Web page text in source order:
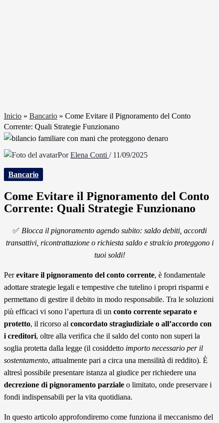
Inicio » Bancario » Come Evitare il Pignoramento del Conto
Corrente: Quali Strategie Funzionano
PorElena Conti / 11/09/2025
Bancario
Come Evitare il Pignoramento del Conto
Corrente: Quali Strategie Funzionano
✅ Blocca il pignoramento agendo subito: saldo debiti, accordi
transattivi, ricontrattazione o richiesta saldo e stralcio proteggono i
tuoi soldi!
Perevitare il pignoramento del conto corrente, è fondamentale
adottare strategie legali e tempestive che tutelino i propri risparmi e
permettano di gestire il debito in modo responsabile. Tra le soluzioni
più efficaci vi sono l’apertura di un conto corrente separato e
protetto, il ricorso al concordato stragiudiziale o all’accordo con
i creditori, oltre alla verifica che il saldo del conto non superi la
soglia protetta dalla legge (il cosiddetto importo necessario per il
sostentamento, attualmente pari a circa una mensilità di reddito). È
altresì possibile presentare istanza al giudice per richiedere una
decrezione di pignoramento parziale o limitato, onde preservare i
fondi indispensabili per la vita quotidiana.
In questo articolo approfondiremo come funziona il meccanismo del